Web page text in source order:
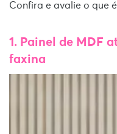
Confira e avalie o que
1. Painel de MDF
faxina